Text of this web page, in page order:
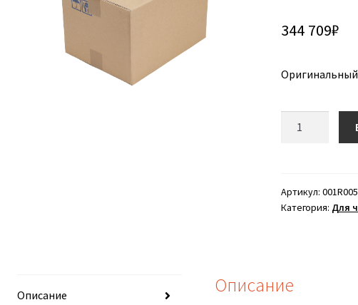
344 709₽
Оригинальный
6279
(001R00596)
Артикул:
Категория: Для
Описание Описание